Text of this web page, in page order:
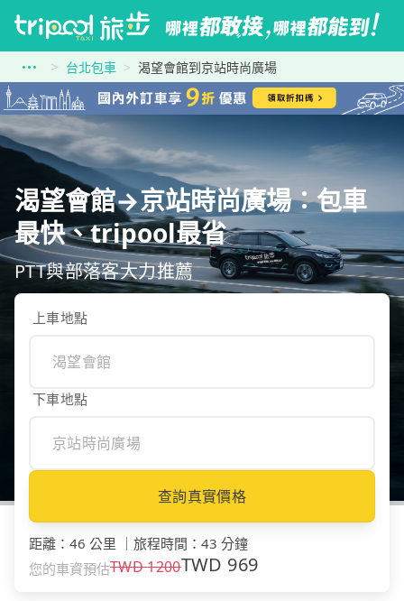
台北包車 渴望會館到京站時尚廣場
渴望會館→京站時尚廣場：包車
最快、tripool最省
PTT與部落客大力推薦
上車地點
下車地點
查詢真實價格
距離 ： 46 公里 旅程時間 ： 43 分鐘
您的車資預估TWD1200TWD 969